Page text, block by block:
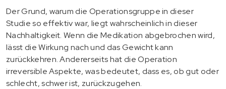
Der Grund, warum die Operationsgruppe in dieser
Studie so effektiv war, liegt wahrscheinlich in dieser
Nachhaltigkeit. Wenn die Medikation abgebrochen wird,
lässt die Wirkung nach und das Gewicht kann
zurückkehren. Andererseits hat die Operation
irreversible Aspekte, was bedeutet, dass es, ob gut oder
schlecht, schwer ist, zurückzugehen.